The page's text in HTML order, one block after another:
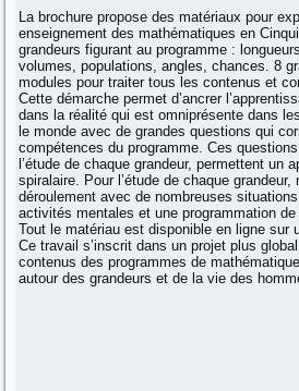
La brochure propose des matériaux pour
enseignement des mathématiques en
grandeurs figurant au programme :
volumes, populations, angles, chances. 8
modules pour traiter tous les contenus et
Cette démarche permet d’ancrer
dans la réalité qui est omniprésente dans
le monde avec de grandes questions qui
compétences du programme. Ces
l’étude de chaque grandeur, permettent un
spiralaire. Pour l’étude de chaque
déroulement avec de nombreuses
activités mentales et une programmation de
Tout le matériau est disponible en ligne sur
Ce travail s’inscrit dans un projet plus
contenus des programmes de
autour des grandeurs et de la vie des